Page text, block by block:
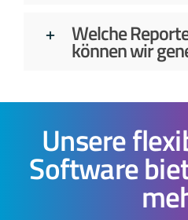
Welche
können wir
Unsere
Software